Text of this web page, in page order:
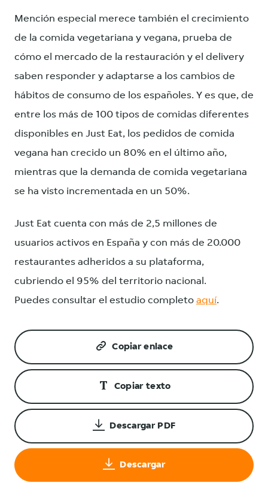
Mención especial merece también el crecimiento
de la comida vegetariana y vegana, prueba de
cómo el mercado de la restauración y el delivery
saben responder y adaptarse a los cambios de
hábitos de consumo de los españoles. Y es que, de
entre los más de 100 tipos de comidas diferentes
disponibles en Just Eat, los pedidos de comida
vegana han crecido un 80% en el último año,
mientras que la demanda de comida vegetariana
se ha visto incrementada en un 50%.
Just Eat cuenta con más de 2,5 millones de
usuarios activos en España y con más de 20.000
restaurantes adheridos a su plataforma,
cubriendo el 95% del territorio nacional.
Puedes consultar el estudio completo aquí.
Copiar enlace
Copiar texto
Descargar PDF
Descargar